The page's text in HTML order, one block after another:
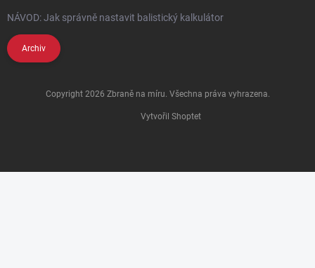
NÁVOD: Jak správně nastavit balistický kalkulátor
Archiv
Vytvořil Shoptet
Copyright 2026 Zbraně na míru. Všechna práva vyhrazena.